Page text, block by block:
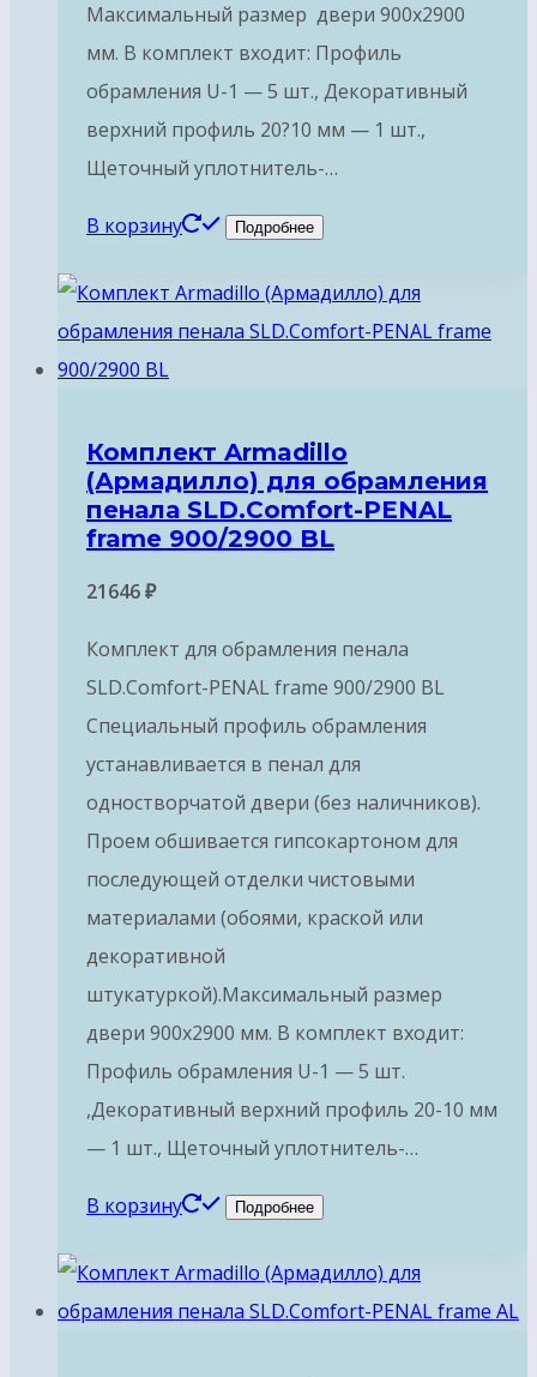
Максимальный размер двери 900х2900
мм. В комплект входит: Профиль
обрамления U-1 — 5 шт., Декоративный
верхний профиль 20?10 мм — 1 шт.,
Щеточный уплотнитель-…
В корзину Подробнее
Комплект Armadillo
(Армадилло) для обрамления
пенала SLD.Comfort-PENAL
frame 900/2900 BL
21646₽
Комплект для обрамления пенала
SLD.Comfort-PENAL frame 900/2900 BL
Специальный профиль обрамления
устанавливается в пенал для
одностворчатой двери (без наличников).
Проем обшивается гипсокартоном для
последующей отделки чистовыми
материалами (обоями, краской или
декоративной
штукатуркой).Максимальный размер
двери 900х2900 мм. В комплект входит:
Профиль обрамления U-1 — 5 шт.
,Декоративный верхний профиль 20-10 мм
— 1 шт., Щеточный уплотнитель-…
В корзину Подробнее